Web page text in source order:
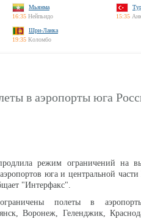
Мьянма
16:35 Нейпьидо
15:35
Шри-Ланка
19:35 Коломбо
в аэропорты юга
режим ограничений на
юга и центральной
"Интерфакс".
полеты в
Воронеж, Геленджик,